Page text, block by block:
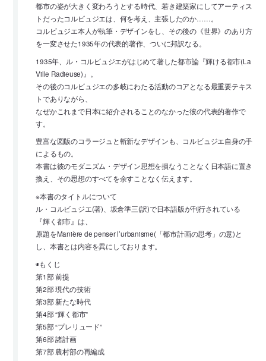
都市の姿が大きく変わろうとする時代、若き建築家にしてアーティス
トだったコルビュジエは、何を考え、主張したのか……。
コルビュジエ本人が執筆・デザインをし、その後の《世界》のあり方
を一変させた1935年の代表的著作、ついに邦訳なる。
1935年、ル・コルビュジエがはじめて著した都市論『輝ける都市(La
Ville Radieuse)』。
その後のコルビュジエの多岐にわたる活動のコアとなる最重要テキス
トでありながら、
なぜかこれまで日本に紹介されることのなかった彼の代表的著作で
す。
豊富な図版のコラージュと斬新なデザインも、コルビュジエ自身の手
によるもの。
本書は彼のモダニズム・デザイン思想を損なうことなく日本語に置き
換え、その思想のすべてを余すことなく伝えます。
※本書のタイトルについて
ル・コルビュジエ(著)、坂倉準三(訳)で日本語版が刊行されている
『輝く都市』は、
原題をManière de penser l’urbanisme(「都市計画の思考」の意)と
し、本書とは内容を異にしております。
◉もくじ
第1部 前提
第2部 現代の技術
第3部 新たな時代
第4部 “輝く都市”
第5部 “プレリュード”
第6部 諸計画
第7部 農村部の再編成